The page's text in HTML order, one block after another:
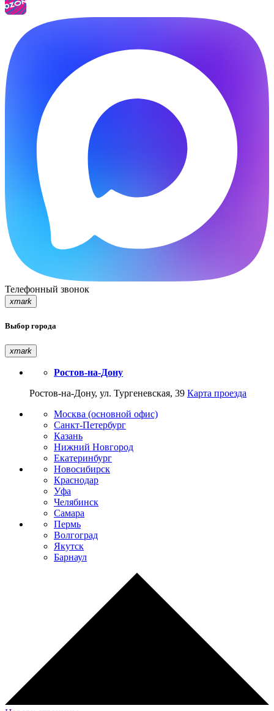
Телефонный звонок
xmark
Выбор города
xmark
Ростов-на-Дону
Ростов-на-Дону, ул. Тургеневская, 39 Карта проезда
Москва (основной офис)
Санкт-Петербург
Казань
Нижний Новгород
Екатеринбург
Новосибирск
Краснодар
Уфа
Челябинск
Самара
Пермь
Волгоград
Якутск
Барнаул